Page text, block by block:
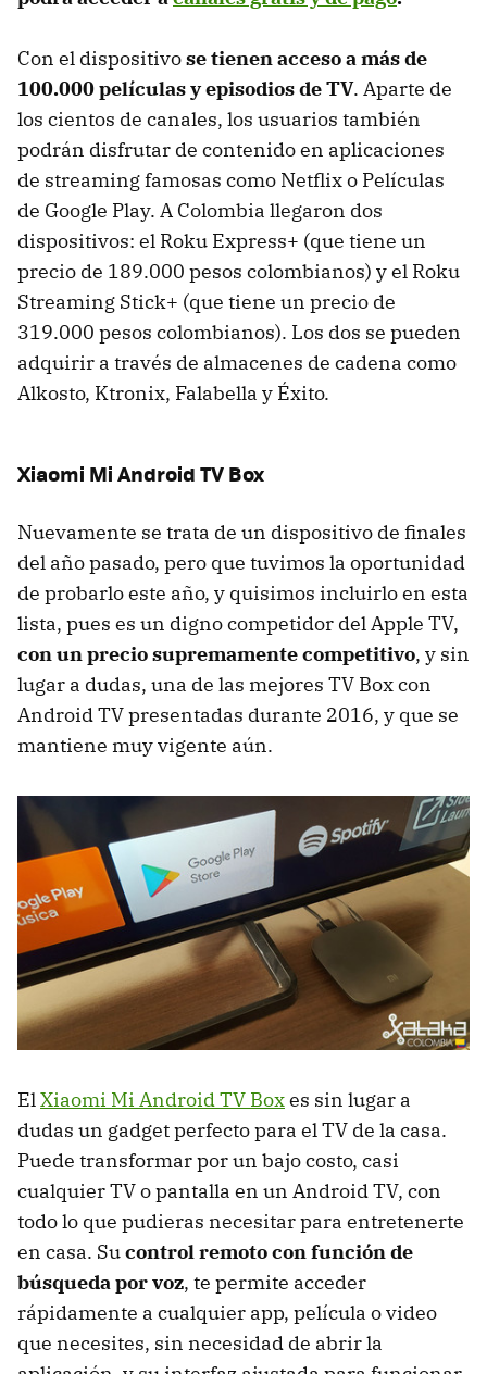
Con el dispositivose tienen acceso a más de
100.000 películas y episodios de TV. Aparte de
los cientos de canales, los usuarios también
podrán disfrutar de contenido en aplicaciones
de streaming famosas como Netflix o Películas
de Google Play. A Colombia llegaron dos
dispositivos: el Roku Express+ (que tiene un
precio de 189.000 pesos colombianos) y el Roku
Streaming Stick+ (que tiene un precio de
319.000 pesos colombianos). Los dos se pueden
adquirir a través de almacenes de cadena como
Alkosto, Ktronix, Falabella y Éxito.
Xiaomi Mi Android TV Box
Nuevamente se trata de un dispositivo de finales
del año pasado, pero que tuvimos la oportunidad
de probarlo este año, y quisimos incluirlo en esta
lista, pues es un digno competidor del Apple TV,
con un precio supremamente competitivo, y sin
lugar a dudas, una de las mejores TV Box con
Android TV presentadas durante 2016, y que se
mantiene muy vigente aún.
El Xiaomi Mi Android TV Boxes sin lugar a
dudas un gadget perfecto para el TV de la casa.
Puede transformar por un bajo costo, casi
cualquier TV o pantalla en un Android TV, con
todo lo que pudieras necesitar para entretenerte
en casa. Sucontrol remoto con función de
búsqueda por voz, te permite acceder
rápidamente a cualquier app, película o video
que necesites, sin necesidad de abrir la